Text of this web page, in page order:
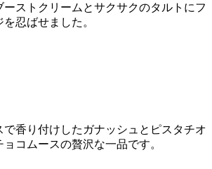
ーストクリームとサクサクのタルトにフ
忍ばせました。
で香り付けしたガナッシュとピスタチオ
コムースの贅沢な一品です。